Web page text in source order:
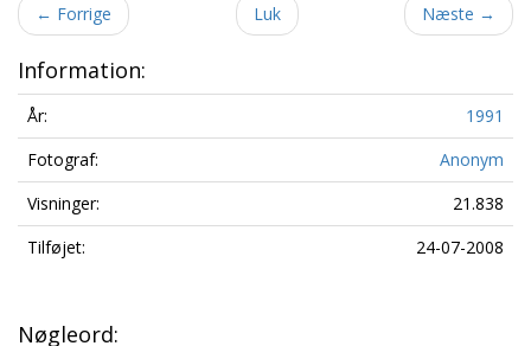
← Forrige Luk Næste →
Information:
År:
1991
Fotograf:
Anonym
Visninger:
21.838
Tilføjet:
24-07-2008
Nøgleord: